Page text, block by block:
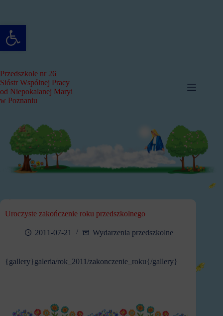
Otwórz pasek narzędzi
Przedszkole nr 26
Sióstr Wspólnej Pracy
od Niepokalanej Maryi
w Poznaniu
Uroczyste zakończenie roku przedszkolnego
2011-07-21 Wydarzenia przedszkolne
{gallery}galeria/rok_2011/zakonczenie_roku{/gallery}